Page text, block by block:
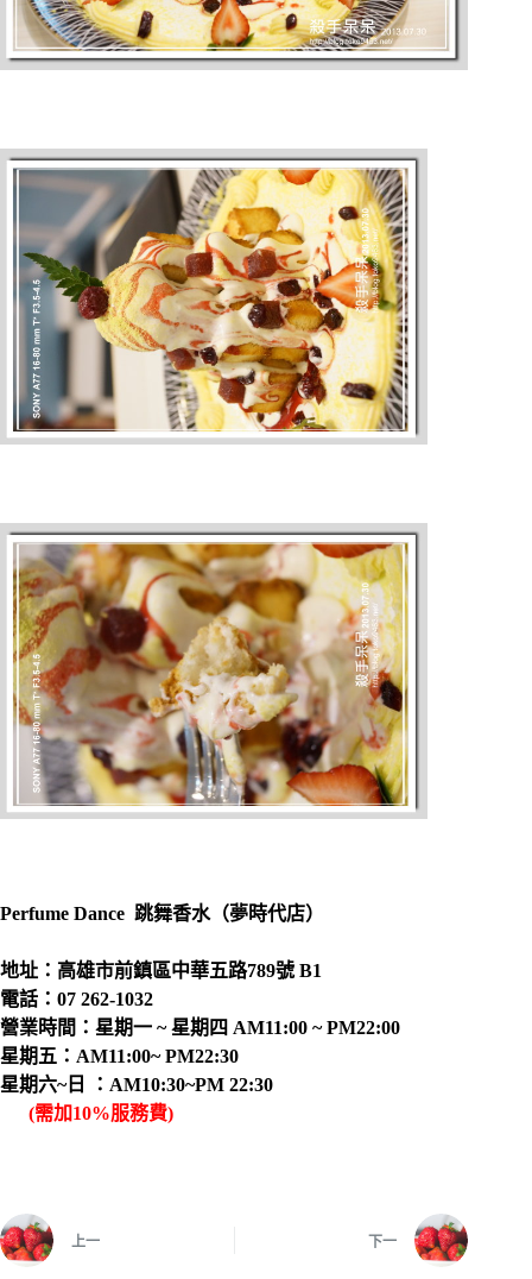
Perfume Dance 跳舞香水（夢時代店）
地址：高雄市前鎮區中華五路789號 B1
電話：07 262-1032
營業時間：星期一 ~ 星期四 AM11:00 ~ PM22:00
星期五：AM11:00~ PM22:30
星期六~日 ：AM10:30~PM 22:30
(需加10%服務費)
上一 下一